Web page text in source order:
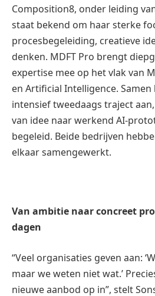
Composition8, onder leiding
staat bekend om haar sterke
procesbegeleiding, creatieve
denken. MDFT Pro brengt
expertise mee op het vlak van
en Artificial Intelligence. Samen
intensief tweedaags traject
van idee naar werkend AI-
begeleid. Beide bedrijven
elkaar samengewerkt.
Van ambitie naar concreet
dagen
“Veel organisaties geven aan:
maar we weten niet wat.’
nieuwe aanbod op in”, stelt